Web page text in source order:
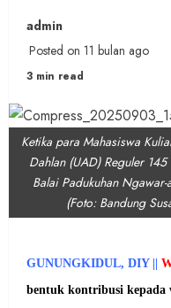
admin
Posted on 11 bulan ago
3 min read
Ketika para Mahasiswa
Dahlan (UAD) Reguler
Balai Padukuhan
(Foto: Bandung
GUNUNGKIDUL, DIY ||
bentuk kontribusi kepada